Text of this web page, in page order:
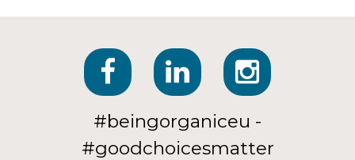
#beingorganiceu -
#goodchoicesmatter